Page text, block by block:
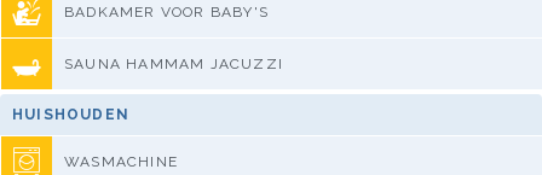
BADKAMER VOOR BABY'S
SAUNA HAMMAM JACUZZI
HUISHOUDEN
WASMACHINE